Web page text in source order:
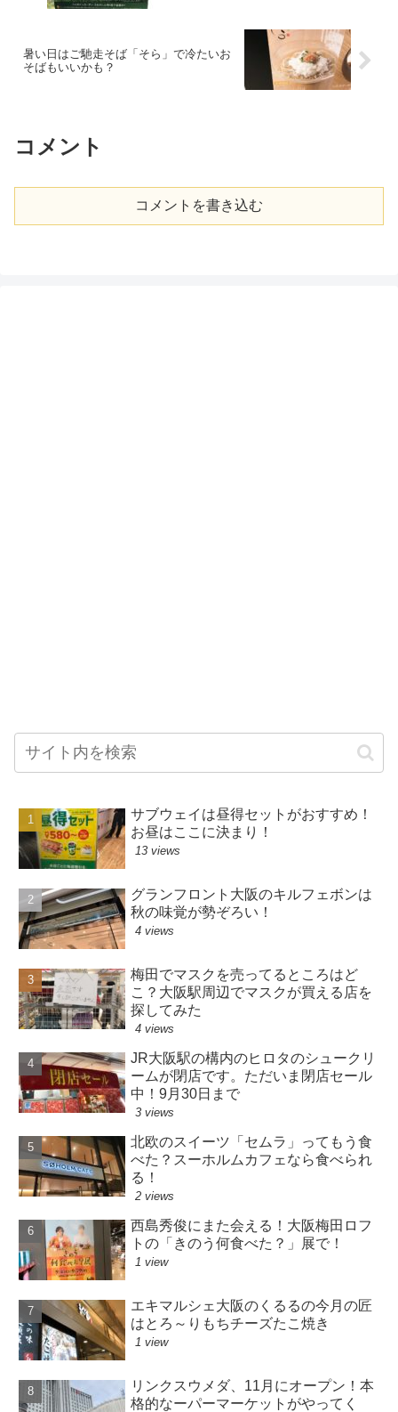
暑い日はご馳走そば「そら」で冷たいお
そばもいいかも？
コメント
コメントを書き込む
サブウェイは昼得セットがおすすめ！
お昼はここに決まり！
13 views
グランフロント大阪のキルフェボンは
秋の味覚が勢ぞろい！
4 views
梅田でマスクを売ってるところはど
こ？大阪駅周辺でマスクが買える店を
探してみた
4 views
JR大阪駅の構内のヒロタのシュークリ
ームが閉店です。ただいま閉店セール
中！9月30日まで
3 views
北欧のスイーツ「セムラ」ってもう食
べた？スーホルムカフェなら食べられ
る！
2 views
西島秀俊にまた会える！大阪梅田ロフ
トの「きのう何食べた？」展で！
1 view
エキマルシェ大阪のくるるの今月の匠
はとろ～りもちチーズたこ焼き
1 view
リンクスウメダ、11月にオープン！本
格的なーパーマーケットがやってく